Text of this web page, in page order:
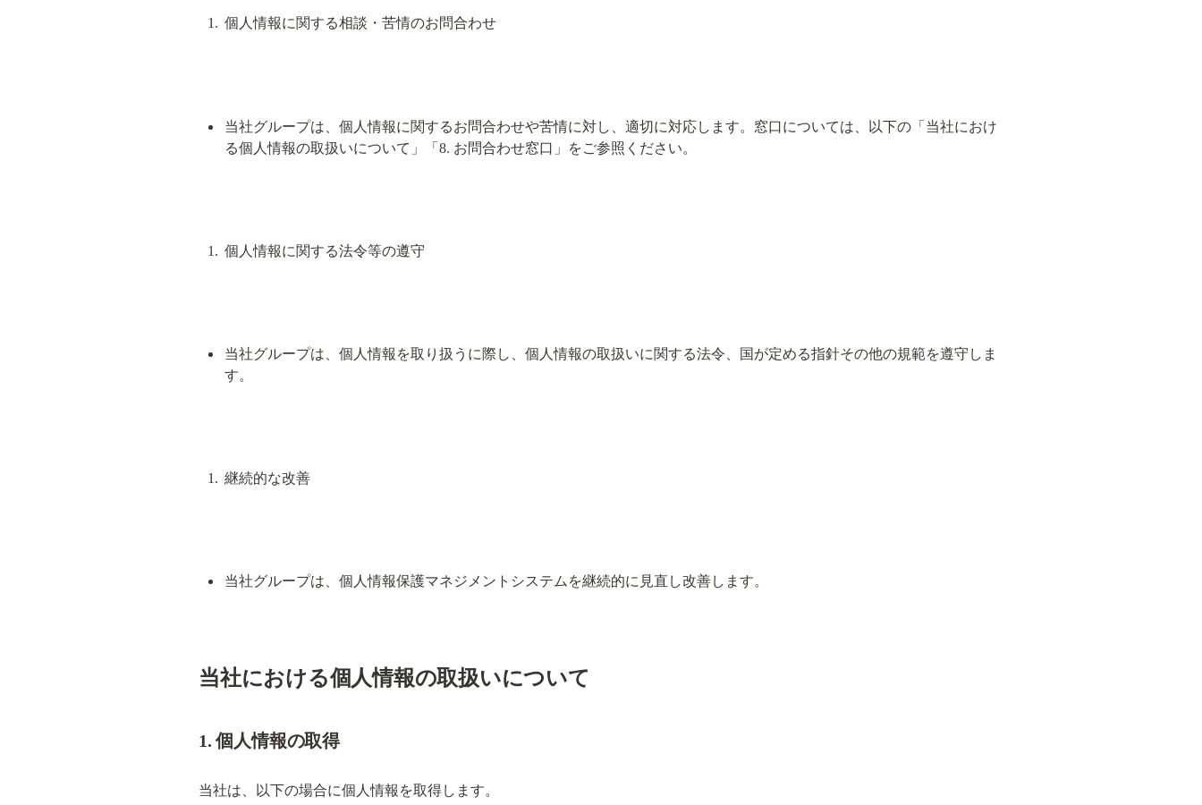
個人情報に関する相談・苦情のお問合わせ
当社グループは、個人情報に関するお問合わせや苦情に対し、適切に対応します。窓口については、以下の「当社におけ
る個人情報の取扱いについて」「8. お問合わせ窓口」をご参照ください。
個人情報に関する法令等の遵守
当社グループは、個人情報を取り扱うに際し、個人情報の取扱いに関する法令、国が定める指針その他の規範を遵守しま
す。
継続的な改善
当社グループは、個人情報保護マネジメントシステムを継続的に見直し改善します。
当社における個人情報の取扱いについて
1. 個人情報の取得
当社は、以下の場合に個人情報を取得します。